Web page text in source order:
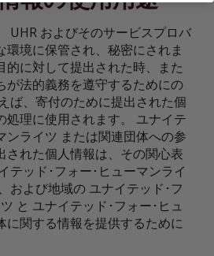
UHR およびそのサービスプロバ
環境に保管され、秘密にされま
的に対して提出された時、また
が法的義務を遵守するためにの
ば、寄付のために提出された個
処理に使用されます。 ユナイテ
ンライツ または関連団体への参
された個人情報は、その関心表
テッド･フォー･ヒューマンライ
および地域の ユナイテッド･フ
と ユナイテッド･フォー･ヒュ
に関する情報を提供するために